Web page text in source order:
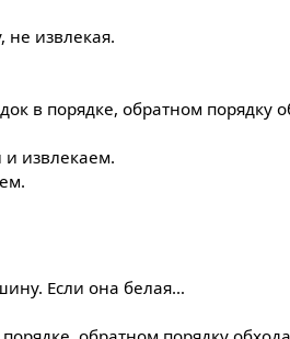
не извлекая.
в порядке, обратном порядку
извлекаем.
Если она белая…